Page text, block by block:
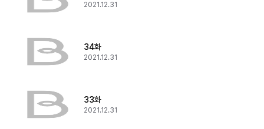
2021.12.31
34화
2021.12.31
33화
2021.12.31